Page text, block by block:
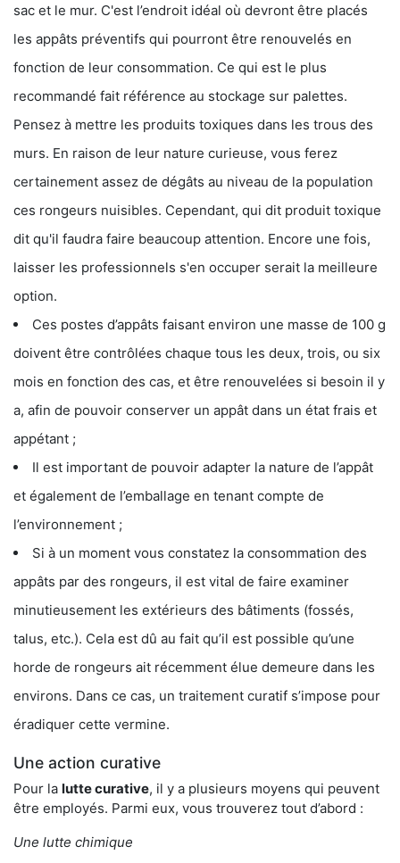
sac et le mur. C'est l’endroit idéal où devront être placés
les appâts préventifs qui pourront être renouvelés en
fonction de leur consommation. Ce qui est le plus
recommandé fait référence au stockage sur palettes.
Pensez à mettre les produits toxiques dans les trous des
murs. En raison de leur nature curieuse, vous ferez
certainement assez de dégâts au niveau de la population
ces rongeurs nuisibles. Cependant, qui dit produit toxique
dit qu'il faudra faire beaucoup attention. Encore une fois,
laisser les professionnels s'en occuper serait la meilleure
option.
Ces postes d’appâts faisant environ une masse de 100 g
doivent être contrôlées chaque tous les deux, trois, ou six
mois en fonction des cas, et être renouvelées si besoin il y
a, afin de pouvoir conserver un appât dans un état frais et
appétant ;
Il est important de pouvoir adapter la nature de l’appât
et également de l’emballage en tenant compte de
l’environnement ;
Si à un moment vous constatez la consommation des
appâts par des rongeurs, il est vital de faire examiner
minutieusement les extérieurs des bâtiments (fossés,
talus, etc.). Cela est dû au fait qu’il est possible qu’une
horde de rongeurs ait récemment élue demeure dans les
environs. Dans ce cas, un traitement curatif s’impose pour
éradiquer cette vermine.
Une action curative
Pour la lutte curative, il y a plusieurs moyens qui peuvent
être employés. Parmi eux, vous trouverez tout d’abord :
Une lutte chimique